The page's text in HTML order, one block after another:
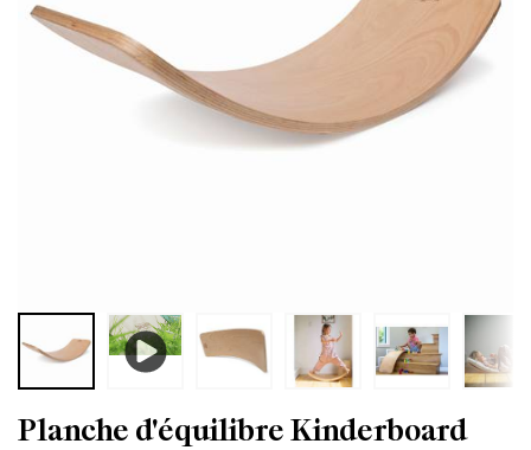
Planche d'équilibre Kinderboard